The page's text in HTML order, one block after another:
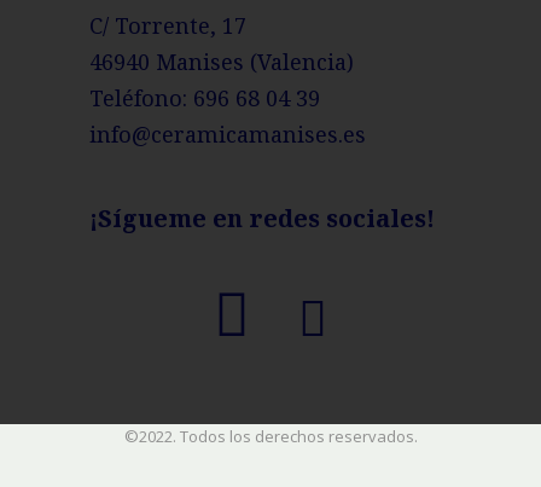
C/ Torrente, 17
46940 Manises (Valencia)
Teléfono: 696 68 04 39
info@ceramicamanises.es
¡Sígueme en redes sociales!
©2022. Todos los derechos reservados.